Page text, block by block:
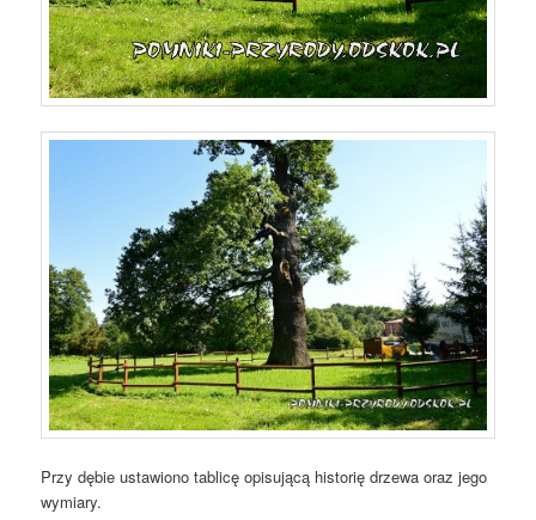
Przy dębie ustawiono tablicę opisującą historię drzewa oraz jego
wymiary.